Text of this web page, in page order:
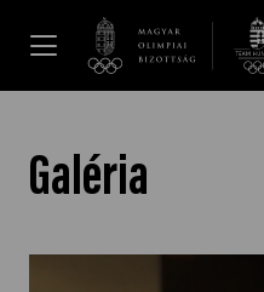
Galéria